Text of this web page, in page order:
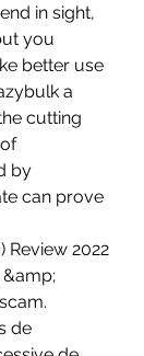
in sight,
you
better use
a
cutting
by
can prove
Review 2022
&amp;
de